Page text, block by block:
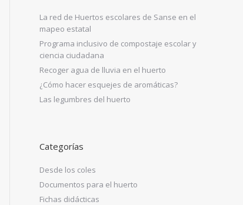
La red de Huertos escolares de Sanse en el
mapeo estatal
Programa inclusivo de compostaje escolar y
ciencia ciudadana
Recoger agua de lluvia en el huerto
¿Cómo hacer esquejes de aromáticas?
Las legumbres del huerto
Categorías
Desde los coles
Documentos para el huerto
Fichas didácticas